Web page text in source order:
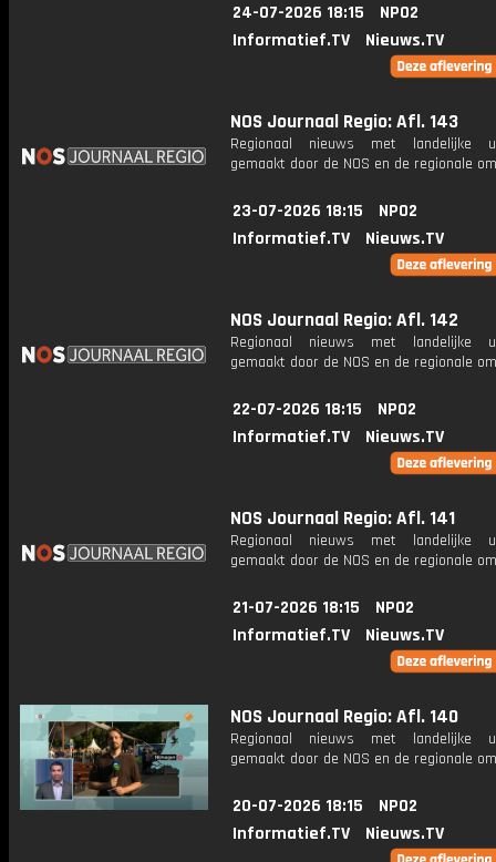
24-07-2026 18:15
NPO2
Informatief.TV
Nieuws.TV
NOS Journaal Regio: Afl. 143
Regionaal nieuws met landelijke
gemaakt door de NOS en de regionale
23-07-2026 18:15
NPO2
Informatief.TV
Nieuws.TV
NOS Journaal Regio: Afl. 142
Regionaal nieuws met landelijke
gemaakt door de NOS en de regionale
22-07-2026 18:15
NPO2
Informatief.TV
Nieuws.TV
NOS Journaal Regio: Afl. 141
Regionaal nieuws met landelijke
gemaakt door de NOS en de regionale
21-07-2026 18:15
NPO2
Informatief.TV
Nieuws.TV
NOS Journaal Regio: Afl. 140
Regionaal nieuws met landelijke
gemaakt door de NOS en de regionale
20-07-2026 18:15
NPO2
Informatief.TV
Nieuws.TV